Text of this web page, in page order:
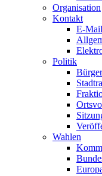
Organisation
Kontakt
E-
Politik
Wahlen